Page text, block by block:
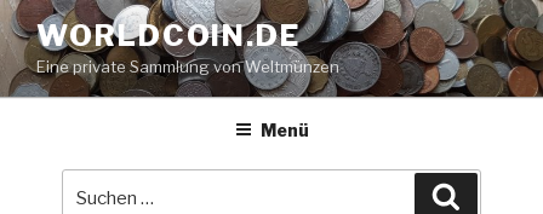
Zum
Inhalt
springen
WORLDCOIN.DE
Eine private Sammlung von Weltmünzen
Menü